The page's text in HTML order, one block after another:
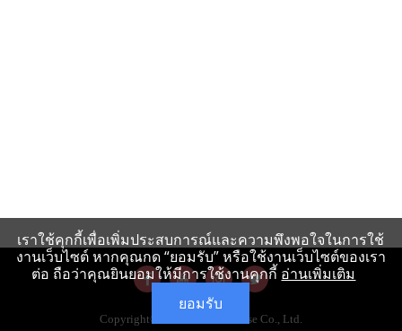
Copyright©2019 WanDeeHouse Co., Ltd.
เราใช้คุกกี้เพื่อเพิ่มประสบการณ์และความพึงพอใจในการใช้
งานเว็บไซต์ หากคุณกด “ยอมรับ” หรือใช้งานเว็บไซต์ของเรา
ต่อ ถือว่าคุณยินยอมให้มีการใช้งานคุกกี้ อ่านเพิ่มเติม
ยอมรับ